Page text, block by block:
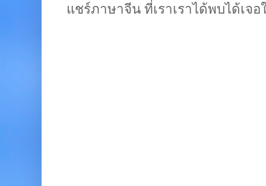
แชร์ภาษาจีน ที่เราเราได้พบได้เจ